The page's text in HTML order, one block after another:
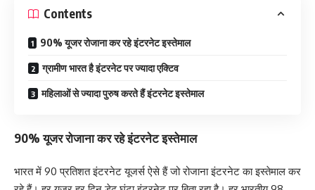
Contents
90% यूजर रोजाना कर रहे इंटरनेट इस्तेमाल
ग्रामीण भारत है इंटरनेट पर ज्यादा एक्टिव
महिलाओं से ज्यादा पुरुष करते हैं इंटरनेट इस्तेमाल
90% यूजर रोजाना कर रहे इंटरनेट इस्तेमाल
भारत में 90 प्रतिशत इंटरनेट यूजर्स ऐसे हैं जो रोजाना इंटरनेट का इस्तेमाल कर